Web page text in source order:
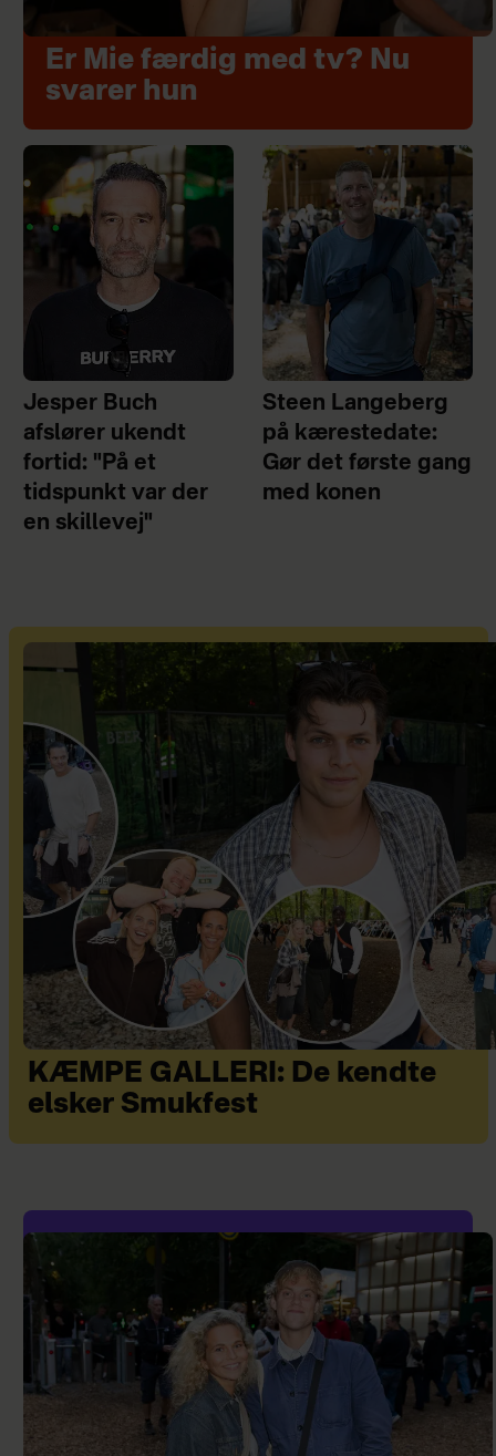
Er Mie færdig med tv? Nu
svarer hun
Jesper Buch
afslører ukendt
fortid: "På et
tidspunkt var der
en skillevej"
Steen Langeberg
på kærestedate:
Gør det første gang
med konen
KÆMPE GALLERI: De kendte
elsker Smukfest